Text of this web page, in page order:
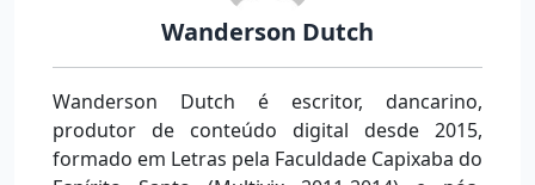
Wanderson Dutch
Wanderson Dutch é escritor, dancarino,
produtor de conteúdo digital desde 2015,
formado em Letras pela Faculdade Capixaba do